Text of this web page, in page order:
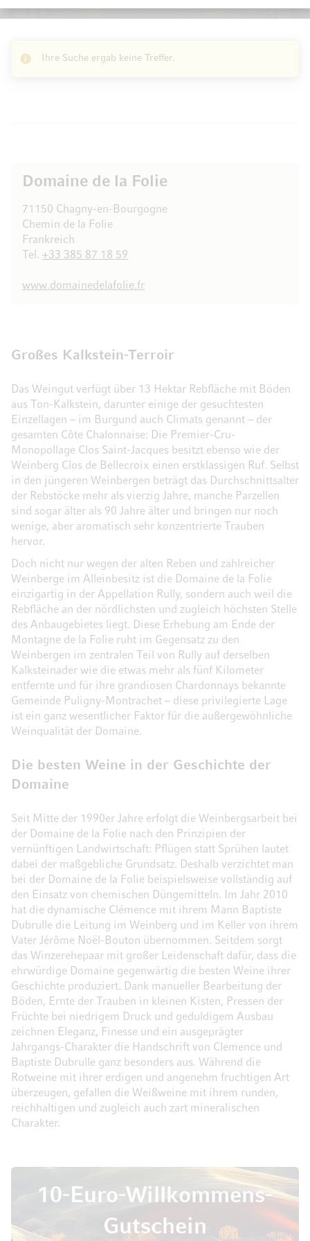
Ihre Suche ergab keine Treffer.
Domaine de la Folie
71150 Chagny-en-Bourgogne
Chemin de la Folie
Frankreich
Tel. +33 385 87 18 59
www.domainedelafolie.fr
Großes Kalkstein-Terroir
Das Weingut verfügt über 13 Hektar Rebfläche mit Böden
aus Ton-Kalkstein, darunter einige der gesuchtesten
Einzellagen – im Burgund auch Climats genannt – der
gesamten Côte Chalonnaise: Die Premier-Cru-
Monopollage Clos Saint-Jacques besitzt ebenso wie der
Weinberg Clos de Bellecroix einen erstklassigen Ruf. Selbst
in den jüngeren Weinbergen beträgt das Durchschnittsalter
der Rebstöcke mehr als vierzig Jahre, manche Parzellen
sind sogar älter als 90 Jahre älter und bringen nur noch
wenige, aber aromatisch sehr konzentrierte Trauben
hervor.
Doch nicht nur wegen der alten Reben und zahlreicher
Weinberge im Alleinbesitz ist die Domaine de la Folie
einzigartig in der Appellation Rully, sondern auch weil die
Rebfläche an der nördlichsten und zugleich höchsten Stelle
des Anbaugebietes liegt. Diese Erhebung am Ende der
Montagne de la Folie ruht im Gegensatz zu den
Weinbergen im zentralen Teil von Rully auf derselben
Kalksteinader wie die etwas mehr als fünf Kilometer
entfernte und für ihre grandiosen Chardonnays bekannte
Gemeinde Puligny-Montrachet – diese privilegierte Lage
ist ein ganz wesentlicher Faktor für die außergewöhnliche
Weinqualität der Domaine.
Die besten Weine in der Geschichte der
Domaine
Seit Mitte der 1990er Jahre erfolgt die Weinbergsarbeit bei
der Domaine de la Folie nach den Prinzipien der
vernünftigen Landwirtschaft: Pflügen statt Sprühen lautet
dabei der maßgebliche Grundsatz. Deshalb verzichtet man
bei der Domaine de la Folie beispielsweise vollständig auf
den Einsatz von chemischen Düngemitteln. Im Jahr 2010
hat die dynamische Clémence mit ihrem Mann Baptiste
Dubrulle die Leitung im Weinberg und im Keller von ihrem
Vater Jérôme Noël-Bouton übernommen. Seitdem sorgt
das Winzerehepaar mit großer Leidenschaft dafür, dass die
ehrwürdige Domaine gegenwärtig die besten Weine ihrer
Geschichte produziert. Dank manueller Bearbeitung der
Böden, Ernte der Trauben in kleinen Kisten, Pressen der
Früchte bei niedrigem Druck und geduldigem Ausbau
zeichnen Eleganz, Finesse und ein ausgeprägter
Jahrgangs-Charakter die Handschrift von Clemence und
Baptiste Dubrulle ganz besonders aus. Während die
Rotweine mit ihrer erdigen und angenehm fruchtigen Art
überzeugen, gefallen die Weißweine mit ihrem runden,
reichhaltigen und zugleich auch zart mineralischen
Charakter.
10-Euro-Willkommens-
Gutschein